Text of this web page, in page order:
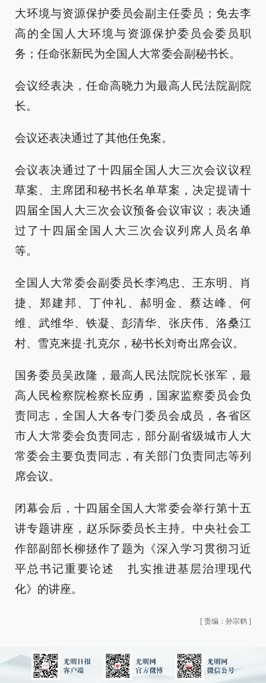
大环境与资源保护委员会副主任委员；免去李
高的全国人大环境与资源保护委员会委员职
务；任命张新民为全国人大常委会副秘书长。
会议经表决，任命高晓力为最高人民法院副院
长。
会议还表决通过了其他任免案。
会议表决通过了十四届全国人大三次会议议程
草案、主席团和秘书长名单草案，决定提请十
四届全国人大三次会议预备会议审议；表决通
过了十四届全国人大三次会议列席人员名单
等。
全国人大常委会副委员长李鸿忠、王东明、肖
捷、郑建邦、丁仲礼、郝明金、蔡达峰、何
维、武维华、铁凝、彭清华、张庆伟、洛桑江
村、雪克来提·扎克尔，秘书长刘奇出席会议。
国务委员吴政隆，最高人民法院院长张军，最
高人民检察院检察长应勇，国家监察委员会负
责同志，全国人大各专门委员会成员，各省区
市人大常委会负责同志，部分副省级城市人大
常委会主要负责同志，有关部门负责同志等列
席会议。
闭幕会后，十四届全国人大常委会举行第十五
讲专题讲座，赵乐际委员长主持。中央社会工
作部副部长柳拯作了题为《深入学习贯彻习近
平总书记重要论述 扎实推进基层治理现代
化》的讲座。
[ 责编：孙宗鹤 ]